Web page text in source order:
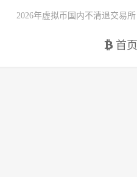
首页
2026年虚拟币国内不清退交易所